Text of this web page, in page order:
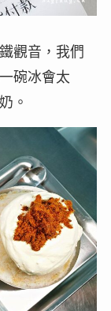
觀音，我們
碗冰會太
。